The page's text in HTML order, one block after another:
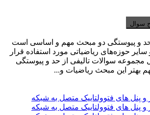
سوال
حد و پیوستگی دو مبحث مهم و اساسی است
حوزه‌های ریاضیاتی مورد استفاده قرار
سوالات تالیفی از حد و پیوستگی
بهتر این مبحث ریاضیات و...